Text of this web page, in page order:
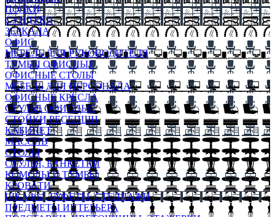
ПОЛКИ
СУНДУКИ
ЗЕРКАЛА
ОФИС
МЕБЕЛЬ ДЛЯ РУКОВОДИТЕЛЯ
ТУМБЫ ОФИСНЫЕ
ОФИСНЫЕ СТОЛЫ
МЕБЕЛЬ ДЛЯ ПЕРСОНАЛА
ОФИСНЫЕ КРЕСЛА
СТУЛЬЯ ОФИСНЫЕ
СТОЙКИ РЕСЕПШН
КАБИНЕТ
МАССИВ
СТОЛЫ
СТУЛЬЯ, БАНКЕТКИ
КОМОДЫ И ТУМБЫ
КРОВАТИ
ШКАФЫ, БУФЕТЫ, СТЕЛЛАЖИ
ПРЕДМЕТЫ ИНТЕРЬЕРА